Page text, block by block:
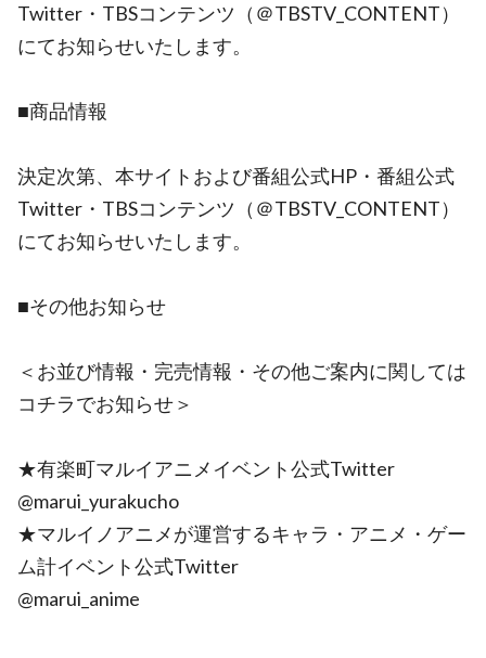
Twitter・TBSコンテンツ（＠TBSTV_CONTENT）
にてお知らせいたします。
■商品情報
決定次第、本サイトおよび番組公式HP・番組公式
Twitter・TBSコンテンツ（＠TBSTV_CONTENT）
にてお知らせいたします。
■その他お知らせ
＜お並び情報・完売情報・その他ご案内に関しては
コチラでお知らせ＞
★有楽町マルイアニメイベント公式Twitter
@marui_yurakucho
★マルイノアニメが運営するキャラ・アニメ・ゲー
ム計イベント公式Twitter
@marui_anime